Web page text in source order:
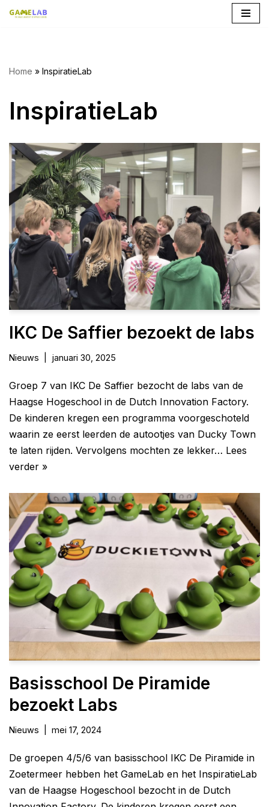
de
Home » InspiratieLab
InspiratieLab
IKC De Saffier bezoekt de labs
Nieuws januari 30, 2025
Groep 7 van IKC De Saffier bezocht de labs van de
Haagse Hogeschool in de Dutch Innovation Factory.
De kinderen kregen een programma voorgeschoteld
waarin ze eerst leerden de autootjes van Ducky Town
te laten rijden. Vervolgens mochten ze lekker… Lees
verder »
Basisschool De Piramide
bezoekt Labs
Nieuws mei 17, 2024
De groepen 4/5/6 van basisschool IKC De Piramide in
Zoetermeer hebben het GameLab en het InspiratieLab
van de Haagse Hogeschool bezocht in de Dutch